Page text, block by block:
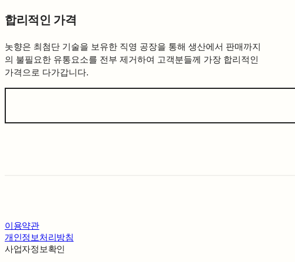
합리적인 가격
놋향은 최첨단 기술을 보유한 직영 공장을 통해 생산에서 판매까지
의 불필요한 유통요소를 전부 제거하여 고객분들께 가장 합리적인
가격으로 다가갑니다.
이용약관
개인정보처리방침
사업자정보확인